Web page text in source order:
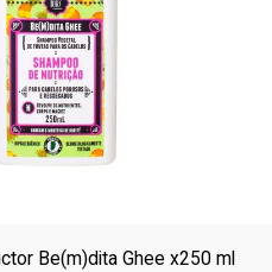
Be(m)dita Ghee x250 ml